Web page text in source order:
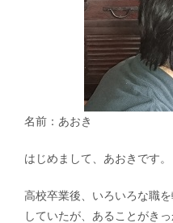
名前：あおき
はじめまして、あおきです。
高校卒業後、いろいろな職を
していたが、あることがき